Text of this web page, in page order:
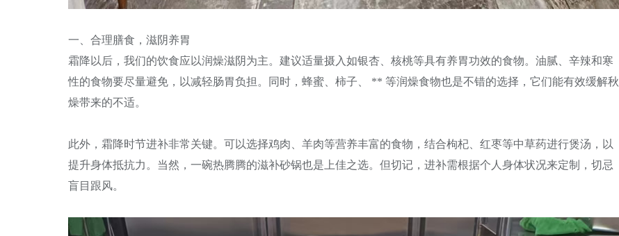
一、合理膳食，滋阴养胃
霜降以后，我们的饮食应以润燥滋阴为主。建议适量摄入如银杏、核桃等具有养胃功效的食物。油腻、辛辣和寒
性的食物要尽量避免，以减轻肠胃负担。同时，蜂蜜、柿子、 ** 等润燥食物也是不错的选择，它们能有效缓解秋
燥带来的不适。
此外，霜降时节进补非常关键。可以选择鸡肉、羊肉等营养丰富的食物，结合枸杞、红枣等中草药进行煲汤，以
提升身体抵抗力。当然，一碗热腾腾的滋补砂锅也是上佳之选。但切记，进补需根据个人身体状况来定制，切忌
盲目跟风。